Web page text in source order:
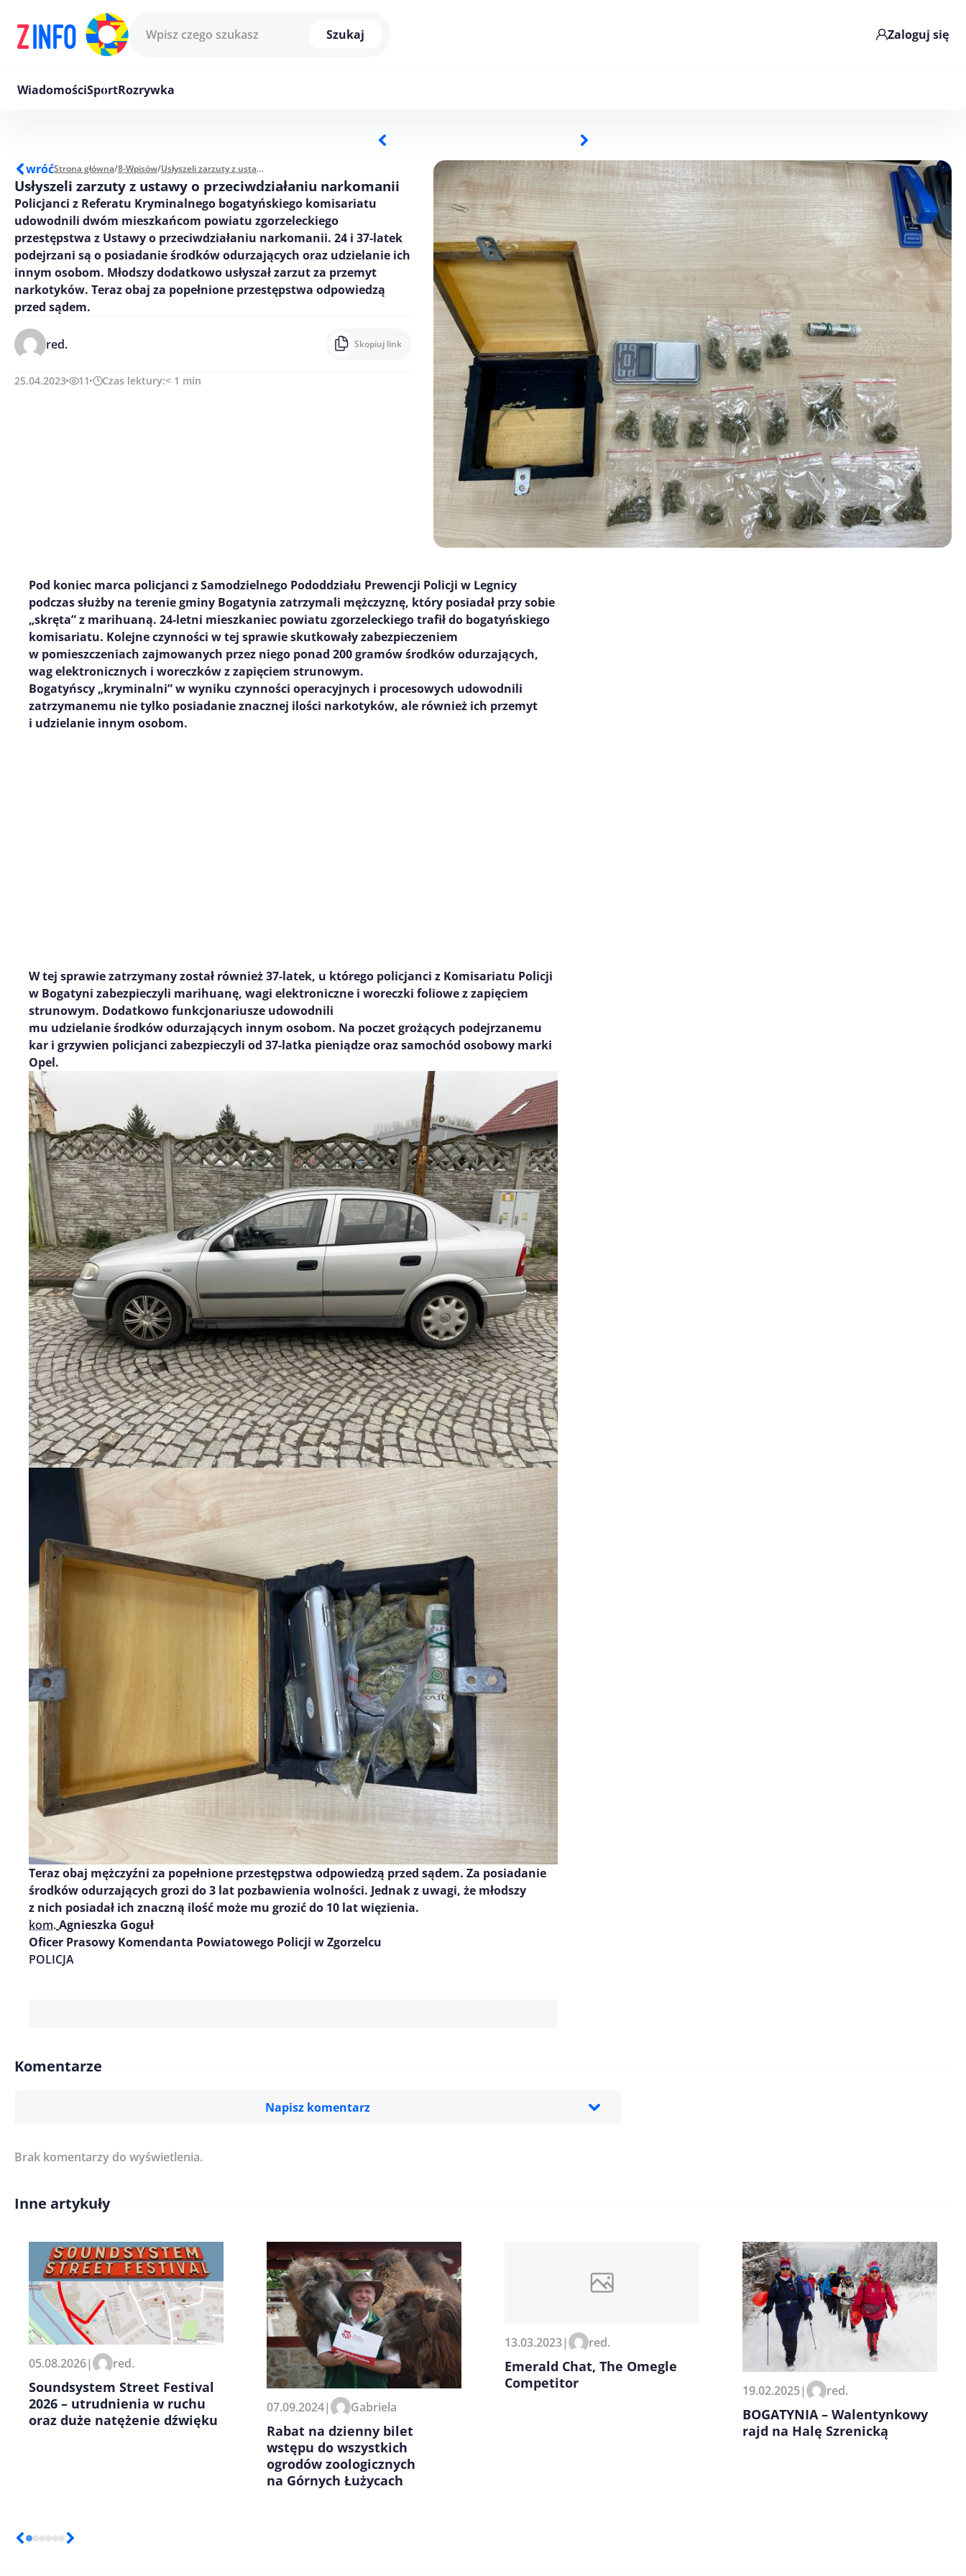
Szukaj
Zaloguj się
WiadomościSportRozrywka
wróćStrona główna/8-Wpisów/ Usłyszeli zarzuty z ustawy o przeciwdziałaniu narkomanii
Usłyszeli zarzuty z ustawy o przeciwdziałaniu narkomanii
Policjanci z Referatu Kryminalnego bogatyńskiego komisariatu
udowodnili dwóm mieszkańcom powiatu zgorzeleckiego
przestępstwa z Ustawy o przeciwdziałaniu narkomanii. 24 i 37-latek
podejrzani są o posiadanie środków odurzających oraz udzielanie ich
innym osobom. Młodszy dodatkowo usłyszał zarzut za przemyt
narkotyków. Teraz obaj za popełnione przestępstwa odpowiedzą
przed sądem.
red. Skopiuj link
25.04.2023 11 Czas lektury:< 1 min
Pod koniec marca policjanci z Samodzielnego Pododdziału Prewencji Policji w Legnicy
podczas służby na terenie gminy Bogatynia zatrzymali mężczyznę, który posiadał przy sobie
„skręta” z marihuaną. 24-letni mieszkaniec powiatu zgorzeleckiegotrafił do bogatyńskiego
komisariatu. Kolejne czynności w tej sprawie skutkowały zabezpieczeniem
w pomieszczeniach zajmowanych przez niego ponad 200 gramów środków odurzających,
wag elektronicznych i woreczkówz zapięciem strunowym.
Bogatyńscy „kryminalni” w wyniku czynności operacyjnych i procesowych udowodnili
zatrzymanemu nie tylko posiadanieznacznej ilości narkotyków, ale również ich przemyt
i udzielanie innym osobom.
W tej sprawiezatrzymany został również 37-latek, u którego policjanci z Komisariatu Policji
w Bogatyni zabezpieczyli marihuanę, wagi elektroniczne i woreczki foliowe z zapięciem
strunowym. Dodatkowo funkcjonariusze udowodnili
mu udzielanieśrodkówodurzających innym osobom. Na poczet grożących podejrzanemu
kar i grzywien policjanci zabezpieczyli od 37-latka pieniądze oraz samochód osobowy marki
Opel.
Teraz obaj mężczyźni za popełnione przestępstwa odpowiedzą przed sądem. Za posiadanie
środków odurzających grozi do 3 lat pozbawienia wolności. Jednak z uwagi, że młodszy
z nich posiadał ich znaczną ilość może mu grozić do 10 lat więzienia.
kom.Agnieszka Goguł
Oficer Prasowy Komendanta Powiatowego Policji w Zgorzelcu
POLICJA
Komentarze
Napisz komentarz
Imię/ Nick*
Zapamiętaj moje dane w tej przeglądarce podczas pisania
kolejnych komentarzy.
Brak komentarzy do wyświetlenia.
Inne artykuły
05.08.2026| red.
Soundsystem Street Festival
2026 – utrudnienia w ruchu
oraz duże natężenie dźwięku
07.09.2024| Gabriela
Rabat na dzienny bilet
wstępu do wszystkich
ogrodów zoologicznych
na Górnych Łużycach
13.03.2023| red.
Emerald Chat, The Omegle
Competitor
19.02.2025| red.
BOGATYNIA – Walentynkowy
rajd na Halę Szrenicką